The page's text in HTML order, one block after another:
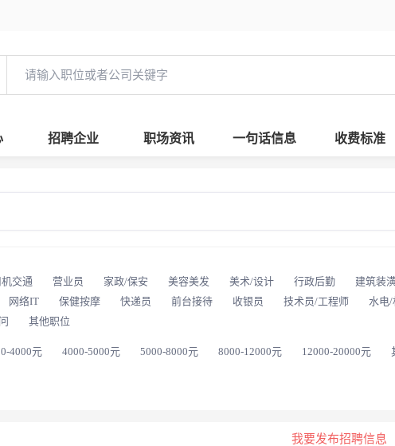
招聘企业 职场资讯 一句话信息 收费标准
机交通 营业员 家政/保安 美容美发 美术/设计 行政后勤 建筑装
网络IT 保健按摩 快递员 前台接待 收银员 技术员/工程师 水电/
其他职位
4000元 4000-5000元 5000-8000元 8000-12000元 12000-20000元
我要发布招聘信息